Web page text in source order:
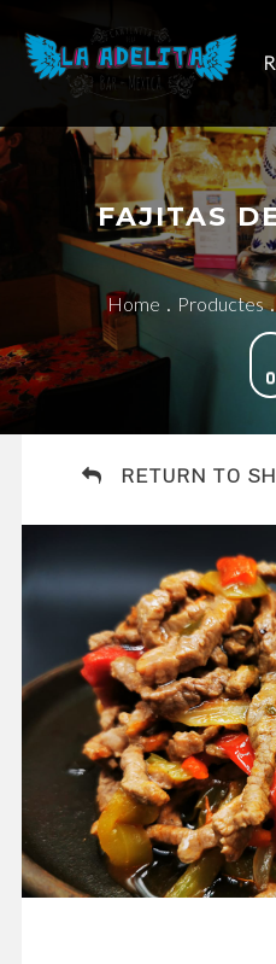
content
FAJITAS
Home Productes
RETURN TO